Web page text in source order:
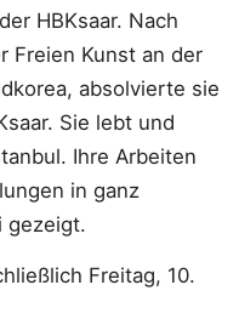
HBKsaar. Nach
Freien Kunst an der
absolvierte sie
Sie lebt und
Ihre Arbeiten
in ganz
gezeigt.
Freitag, 10.